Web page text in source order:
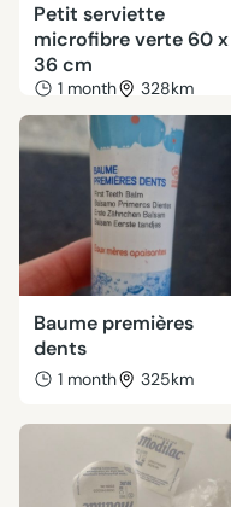
Petit serviette
microfibre verte 60 x
36 cm
1 month 328km
Baume premières
dents
1 month 325km